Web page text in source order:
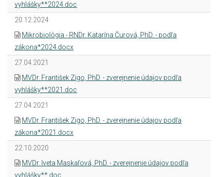
vyhlášky**2024.doc
20.12.2024
Mikrobiológia - RNDr. Katarína Čurová, PhD. - podľa
zákona*2024.docx
27.04.2021
MVDr. František Zigo, PhD. - zverejnenie údajov podľa
vyhlášky**2021.doc
27.04.2021
MVDr. František Zigo, PhD. - zverejnenie údajov podľa
zákona*2021.docx
22.10.2020
MVDr. Iveta Maskaľová, PhD. - zverejnenie údajov podľa
vyhlášky**.doc